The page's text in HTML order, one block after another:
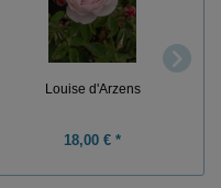
Louise d'Arzens
18,00 € *